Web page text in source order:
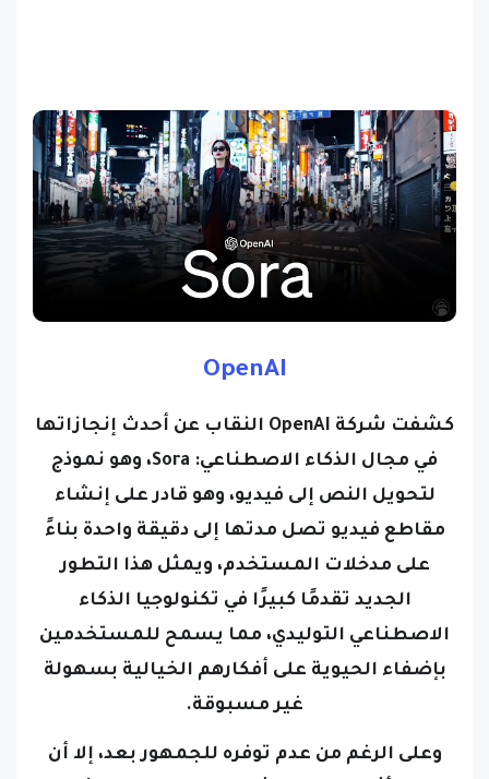
OpenAI
كشفت شركة OpenAI النقاب عن أحدث إنجازاتها
في مجال الذكاء الاصطناعي: Sora، وهو نموذج
لتحويل النص إلى فيديو، وهو قادر على إنشاء
مقاطع فيديو تصل مدتها إلى دقيقة واحدة بناءً
على مدخلات المستخدم، ويمثل هذا التطور
الجديد تقدمًا كبيرًا في تكنولوجيا الذكاء
الاصطناعي التوليدي، مما يسمح للمستخدمين
بإضفاء الحيوية على أفكارهم الخيالية بسهولة
غير مسبوقة.
وعلى الرغم من عدم توفره للجمهور بعد، إلا أن